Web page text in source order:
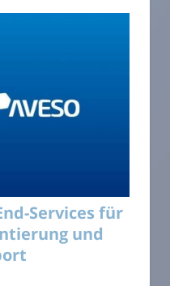
Services für
und